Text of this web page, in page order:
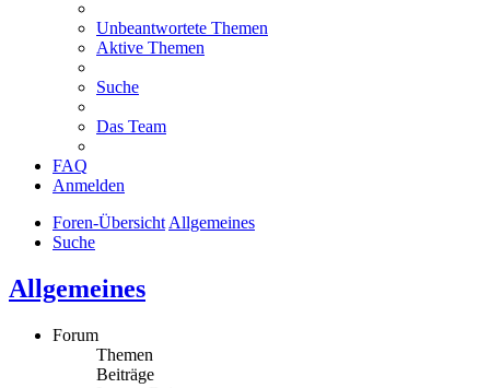
Unbeantwortete Themen
Aktive Themen
Suche
Das Team
FAQ
Anmelden
Foren-ÜbersichtAllgemeines
Suche
Allgemeines
Forum
Themen
Beiträge